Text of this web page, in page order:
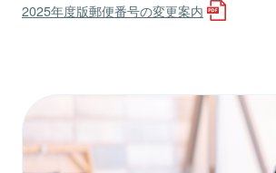
2025年度版郵便番号の変更案内